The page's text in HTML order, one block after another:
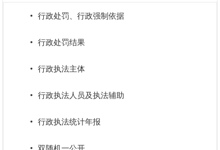
行政处罚、行政强制依据
行政处罚结果
行政执法主体
行政执法人员及执法辅助
行政执法统计年报